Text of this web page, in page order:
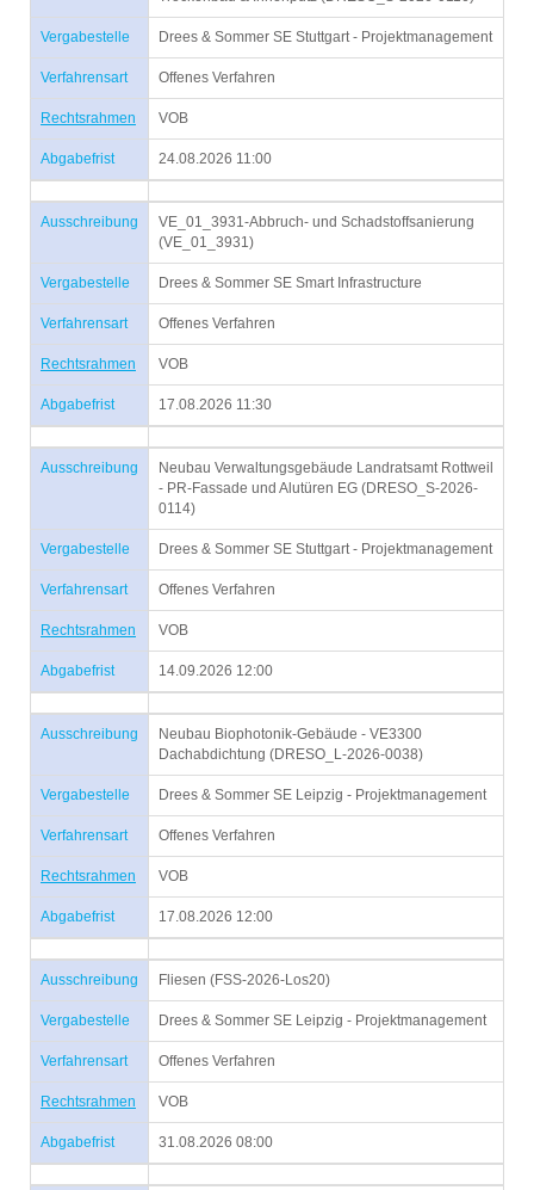
Vergabestelle Drees & Sommer SE Stuttgart - Projektmanagement
Verfahrensart Offenes Verfahren
Rechtsrahmen VOB
Abgabefrist 24.08.2026 11:00
Ausschreibung
VE_01_3931-Abbruch- und Schadstoffsanierung
(VE_01_3931)
Vergabestelle Drees & Sommer SE Smart Infrastructure
Verfahrensart Offenes Verfahren
Rechtsrahmen VOB
Abgabefrist 17.08.2026 11:30
Ausschreibung
Neubau Verwaltungsgebäude Landratsamt Rottweil
- PR-Fassade und Alutüren EG (DRESO_S-2026-
0114)
Vergabestelle Drees & Sommer SE Stuttgart - Projektmanagement
Verfahrensart Offenes Verfahren
Rechtsrahmen VOB
Abgabefrist 14.09.2026 12:00
Ausschreibung
Neubau Biophotonik-Gebäude - VE3300
Dachabdichtung (DRESO_L-2026-0038)
Vergabestelle Drees & Sommer SE Leipzig - Projektmanagement
Verfahrensart Offenes Verfahren
Rechtsrahmen VOB
Abgabefrist 17.08.2026 12:00
Ausschreibung Fliesen (FSS-2026-Los20)
Vergabestelle Drees & Sommer SE Leipzig - Projektmanagement
Verfahrensart Offenes Verfahren
Rechtsrahmen VOB
Abgabefrist 31.08.2026 08:00